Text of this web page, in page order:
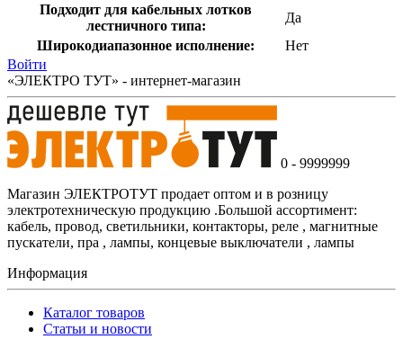
Подходит для кабельных лотков
лестничного типа:
Да
Широкодиапазонное исполнение:
Нет
Войти
«ЭЛЕКТРО ТУТ» - интернет-магазин
0 - 9999999
Магазин ЭЛЕКТРОТУТ продает оптом и в розницу
электротехническую продукцию .Большой ассортимент:
кабель, провод, светильники, контакторы, реле , магнитные
пускатели, пра , лампы, концевые выключатели , лампы
Информация
Каталог товаров
Статьи и новости